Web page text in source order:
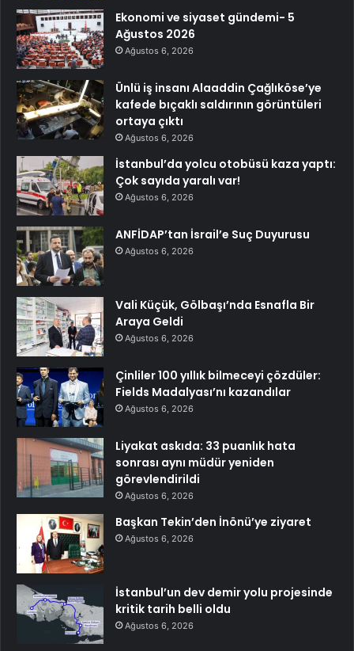
Ekonomi ve siyaset gündemi- 5
Ağustos 2026
Ağustos 6, 2026
Ünlü iş insanı Alaaddin Çağlıköse’ye
kafede bıçaklı saldırının görüntüleri
ortaya çıktı
Ağustos 6, 2026
İstanbul’da yolcu otobüsü kaza yaptı:
Çok sayıda yaralı var!
Ağustos 6, 2026
ANFİDAP’tan İsrail’e Suç Duyurusu
Ağustos 6, 2026
Vali Küçük, Gölbaşı’nda Esnafla Bir
Araya Geldi
Ağustos 6, 2026
Çinliler 100 yıllık bilmeceyi çözdüler:
Fields Madalyası’nı kazandılar
Ağustos 6, 2026
Liyakat askıda: 33 puanlık hata
sonrası aynı müdür yeniden
görevlendirildi
Ağustos 6, 2026
Başkan Tekin’den İnönü’ye ziyaret
Ağustos 6, 2026
İstanbul’un dev demir yolu projesinde
kritik tarih belli oldu
Ağustos 6, 2026